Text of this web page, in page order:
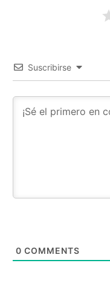
Suscribirse
0 COMMENTS